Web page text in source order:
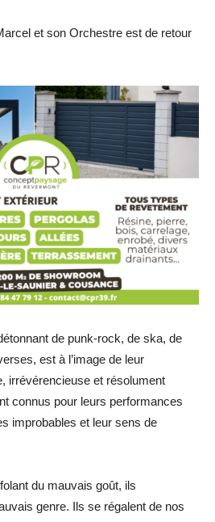
et son Orchestre est de retour
de punk-rock, de ska, de
est à l’image de leur
irrévérencieuse et résolument
connus pour leurs performances
improbables et leur sens de
du mauvais goût, ils
genre. Ils se régalent de nos